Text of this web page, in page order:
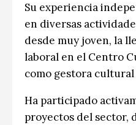
Su experiencia
en diversas
desde muy joven, la
laboral en el Centro
como gestora cultural
Ha participado
proyectos del sector,